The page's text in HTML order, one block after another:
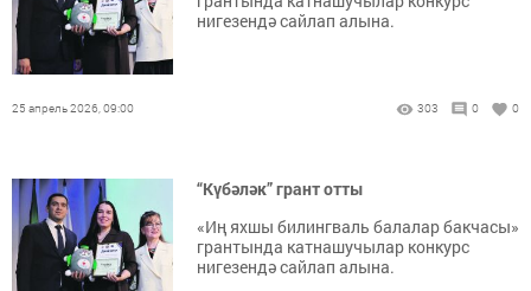
нигезендә сайлап алына.
25 апрель 2026, 09:00 303 0 0
“Күбәләк” грант отты
«Иң яхшы билингваль балалар бакчасы»
грантында катнашучылар конкурс
нигезендә сайлап алына.